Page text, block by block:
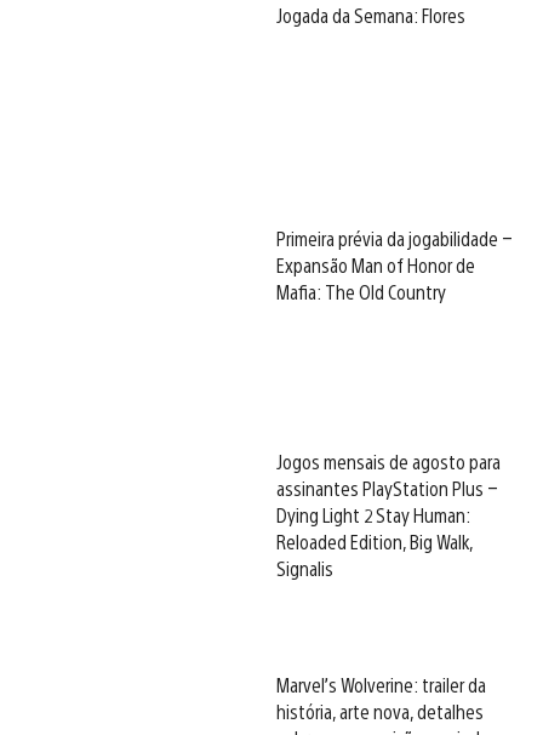
Jogada da Semana: Flores
Primeira prévia da jogabilidade –
Expansão Man of Honor de
Mafia: The Old Country
Jogos mensais de agosto para
assinantes PlayStation Plus –
Dying Light 2 Stay Human:
Reloaded Edition, Big Walk,
Signalis
Marvel’s Wolverine: trailer da
história, arte nova, detalhes